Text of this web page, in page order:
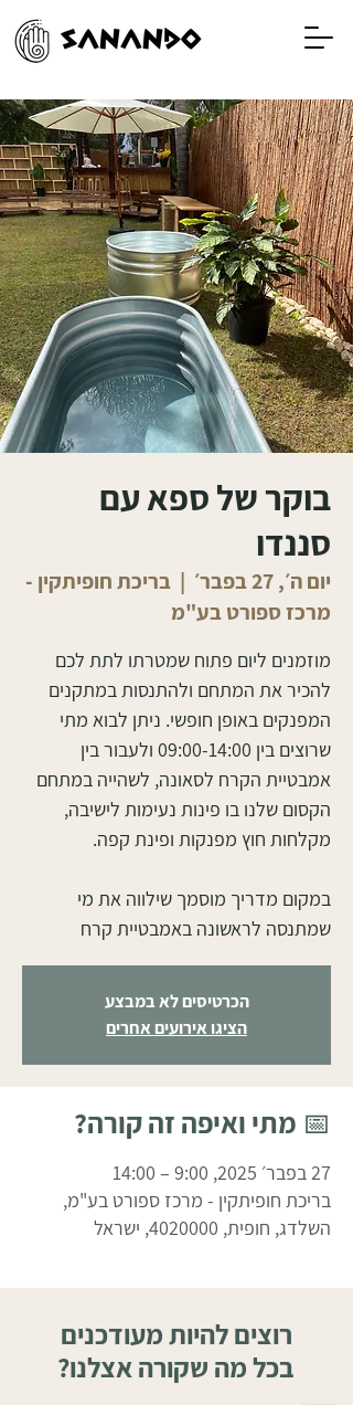
בוקר של ספא עם
סננדו
יום ה׳, 27 בפבר׳
  |
בריכת חופיתקין -
מרכז ספורט בע"מ
מוזמנים ליום פתוח שמטרתו לתת לכם
להכיר את המתחם ולהתנסות במתקנים
המפנקים באופן חופשי. ניתן לבוא מתי
שרוצים בין 09:00-14:00 ולעבור בין
אמבטיית הקרח לסאונה, לשהייה במתחם
הקסום שלנו בו פינות נעימות לישיבה,
במקום מדריך מוסמך שילווה את מי
שמתנסה לראשונה באמבטיית קרח
הכרטיסים לא במבצע
הציגו אירועים אחרים
📅 מתי ואיפה זה קורה?
27 בפבר׳ 2025, 9:00 – 14:00
בריכת חופיתקין - מרכז ספורט בע"מ,
השלדג, חופית, 4020000, ישראל
רוצים להיות מעודכנים
בכל מה שקורה אצלנו?